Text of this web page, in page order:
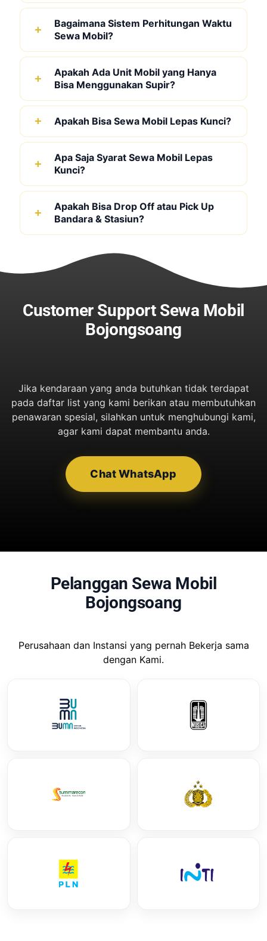
Bagaimana Sistem Perhitungan Waktu
Sewa Mobil?
Apakah Ada Unit Mobil yang Hanya
Bisa Menggunakan Supir?
Apakah Bisa Sewa Mobil Lepas Kunci?
Apa Saja Syarat Sewa Mobil Lepas
Kunci?
Apakah Bisa Drop Off atau Pick Up
Bandara & Stasiun?
Customer Support Sewa Mobil
Bojongsoang
Jika kendaraan yang anda butuhkan tidak terdapat
pada daftar list yang kami berikan atau membutuhkan
penawaran spesial, silahkan untuk menghubungi kami,
agar kami dapat membantu anda.
Chat WhatsApp
Pelanggan Sewa Mobil
Bojongsoang
Perusahaan dan Instansi yang pernah Bekerja sama
dengan Kami.